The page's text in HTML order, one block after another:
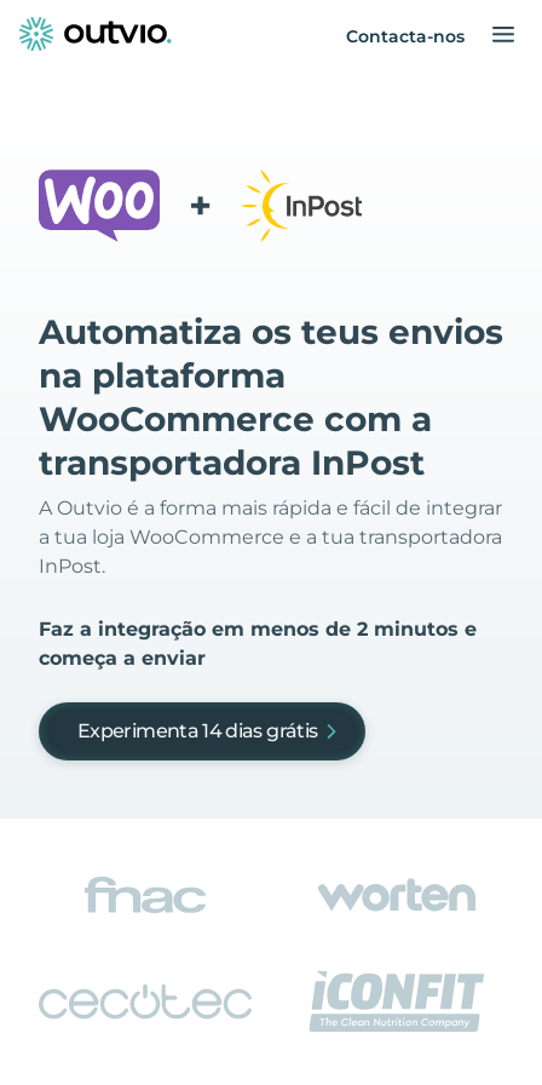
Contacta-nos
+
Automatiza os teus envios
na plataforma
WooCommerce com a
transportadora InPost
A Outvio é a forma mais rápida e fácil de integrar
a tua loja WooCommerce e a tua transportadora
InPost.
Faz a integração em menos de 2 minutos e
começa a enviar
Experimenta 14 dias grátis